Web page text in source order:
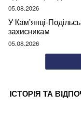
05.08.2026
У Кам’янці-
захисникам
05.08.2026
ІСТОРІЯ ТА